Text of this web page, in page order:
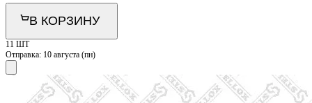
В КОРЗИНУ
11 ШТ
Отправка: 10 августа (пн)